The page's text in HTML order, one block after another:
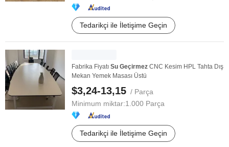
Tedarikçi ile İletişime Geçin
Fabrika Fiyatı Su Geçirmez CNC Kesim HPL Tahta Dış
Mekan Yemek Masası Üstü
$3,24-13,15 / Parça
Minimum miktar:1.000 Parça
Tedarikçi ile İletişime Geçin